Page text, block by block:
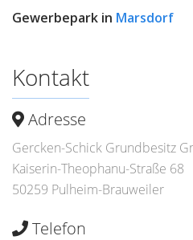
Gewerbepark in Marsdorf
Kontakt
Adresse
Gercken-Schick Grundbesitz
Kaiserin-Theophanu-Straße 68
50259 Pulheim-Brauweiler
Telefon